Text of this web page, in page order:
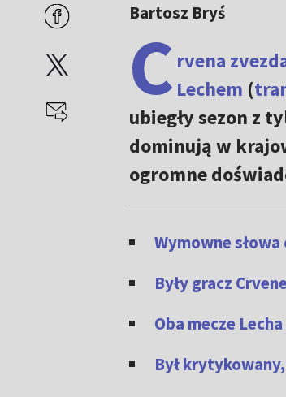
Bartosz Bryś
C rvena
Lechem (
ubiegły sezon z
dominują w
ogromne
Wymowne
Były gracz
Oba mecze
Był